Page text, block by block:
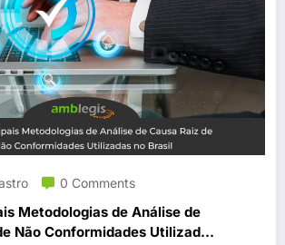
0 Comments
Metodologias de Análise de
Não Conformidades Utilizadas